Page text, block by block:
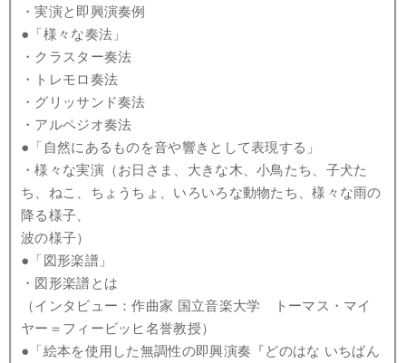
・実演と即興演奏例
●「様々な奏法」
・クラスター奏法
・トレモロ奏法
・グリッサンド奏法
・アルペジオ奏法
●「自然にあるものを音や響きとして表現する」
・様々な実演（お日さま、大きな木、小鳥たち、子犬た
ち、ねこ、ちょうちょ、いろいろな動物たち、様々な雨の
降る様子、
波の様子）
●「図形楽譜」
・図形楽譜とは
（インタビュー：作曲家 国立音楽大学 トーマス・マイ
ヤー＝フィービッヒ名誉教授）
●「絵本を使用した無調性の即興演奏『どのはな いちばん